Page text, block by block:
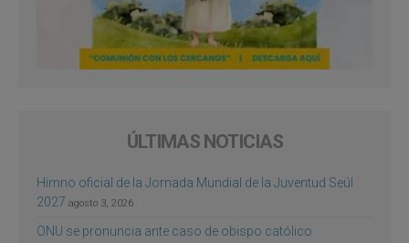
ÚLTIMAS NOTICIAS
Himno oficial de la Jornada Mundial de la Juventud Seúl
2027 agosto 3, 2026
ONU se pronuncia ante caso de obispo católico